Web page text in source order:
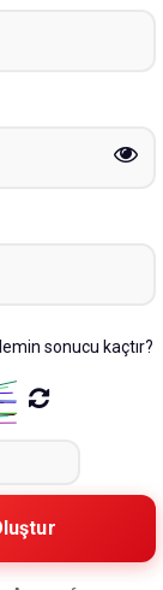
sonucu kaçtır?